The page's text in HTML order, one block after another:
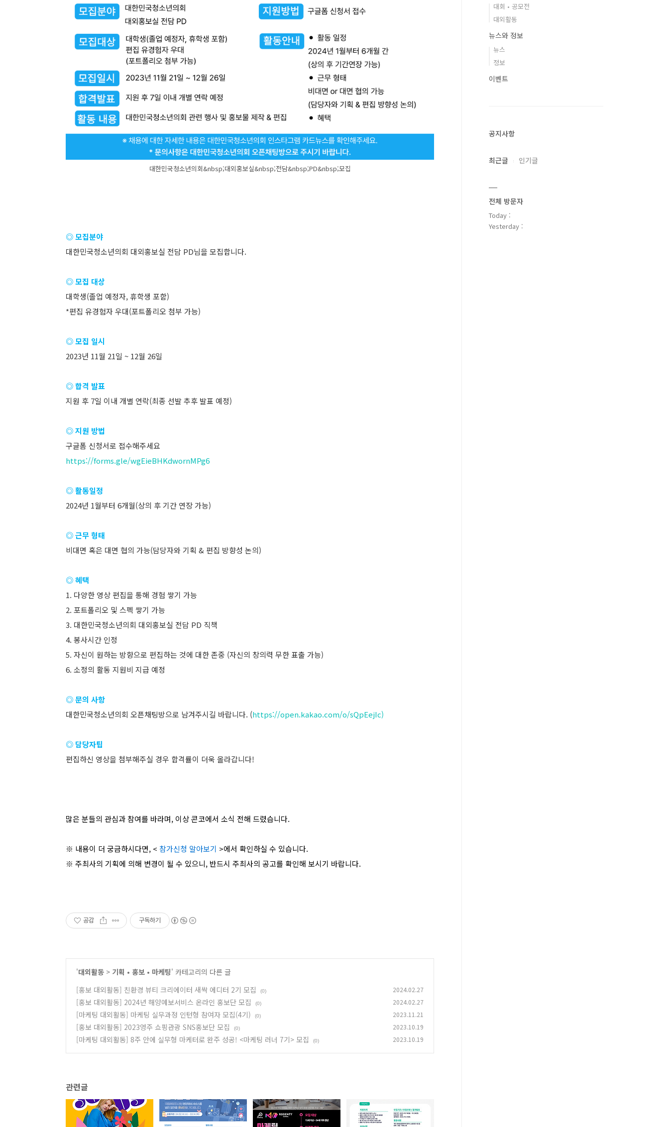
대한민국청소년의회&nbsp;대외홍보실&nbsp;전담&nbsp;PD&nbsp;모집
◎ 모집분야
대한민국청소년의회 대외홍보실 전담 PD님을 모집합니다.
◎ 모집 대상
대학생(졸업 예정자, 휴학생 포함)
*편집 유경험자 우대(포트폴리오 첨부 가능)
◎ 모집 일시
2023년 11월 21일 ~ 12월 26일
◎ 합격 발표
지원 후 7일 이내 개별 연락(최종 선발 추후 발표 예정)
◎ 지원 방법
구글폼 신청서로 접수해주세요
https://forms.gle/wgEieBHKdwornMPg6
◎ 활동일정
2024년 1월부터 6개월(상의 후 기간 연장 가능)
◎ 근무 형태
비대면 혹은 대면 협의 가능(담당자와 기획 & 편집 방향성 논의)
◎ 혜택
1. 다양한 영상 편집을 통해 경험 쌓기 가능
2. 포트폴리오 및 스펙 쌓기 가능
3. 대한민국청소년의회 대외홍보실 전담 PD 직책
4. 봉사시간 인정
5. 자신이 원하는 방향으로 편집하는 것에 대한 존중 (자신의 창의력 무한 표출 가능)
6. 소정의 활동 지원비 지급 예정
◎ 문의 사항
대한민국청소년의회 오픈채팅방으로 남겨주시길 바랍니다. (https://open.kakao.com/o/sQpEejIc)
◎ 담당자팁
편집하신 영상을 첨부해주실 경우 합격률이 더욱 올라갑니다!
많은 분들의 관심과 참여를 바라며, 이상 콘코에서 소식 전해 드렸습니다.
※ 내용이 더 궁금하시다면, < 참가신청 알아보기 >에서 확인하실 수 있습니다.
※ 주최사의 기획에 의해 변경이 될 수 있으니, 반드시 주최사의 공고를 확인해 보시기 바랍니다.
공감 구독하기
'대외활동 > 기획 • 홍보 • 마케팅' 카테고리의 다른 글
[홍보 대외활동] 친환경 뷰티 크리에이터 새싹 에디터 2기 모집
(0) 2024.02.27
[홍보 대외활동] 2024년 해양예보서비스 온라인 홍보단 모집 (0) 2024.02.27
[마케팅 대외활동] 마케팅 실무과정 인턴형 참여자 모집(4기) (0) 2023.11.21
[홍보 대외활동] 2023영주 쇼핑관광 SNS홍보단 모집 (0) 2023.10.19
[마케팅 대외활동] 8주 안에 실무형 마케터로 완주 성공! <마케팅 러너 7기> 모집 (0) 2023.10.19
관련글
대회 • 공모전
대외활동
뉴스와 정보
뉴스
정보
이벤트
공지사항
최근글 인기글
전체 방문자
Today :
Yesterday :